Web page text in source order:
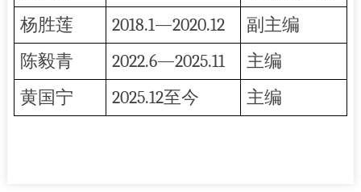
杨胜莲 2018.1—2020.12 副主编
陈毅青 2022.6—2025.11 主编
黄国宁 2025.12至今 主编